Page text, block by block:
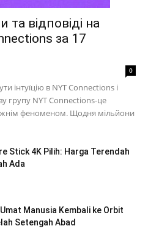
та відповіді на
за 17
0
інтуїцію в NYT Connections і
групу NYT Connections-це
феноменом. Щодня мільйони
Stick 4K Pilih: Harga Terendah
Ada
Manusia Kembali ke Orbit
Setengah Abad